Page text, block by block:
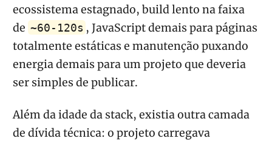
ecossistema estagnado, build lento na faixa
de ~60-120s , JavaScript demais para páginas
totalmente estáticas e manutenção puxando
energia demais para um projeto que deveria
ser simples de publicar.
Além da idade da stack, existia outra camada
de dívida técnica: o projeto carregava